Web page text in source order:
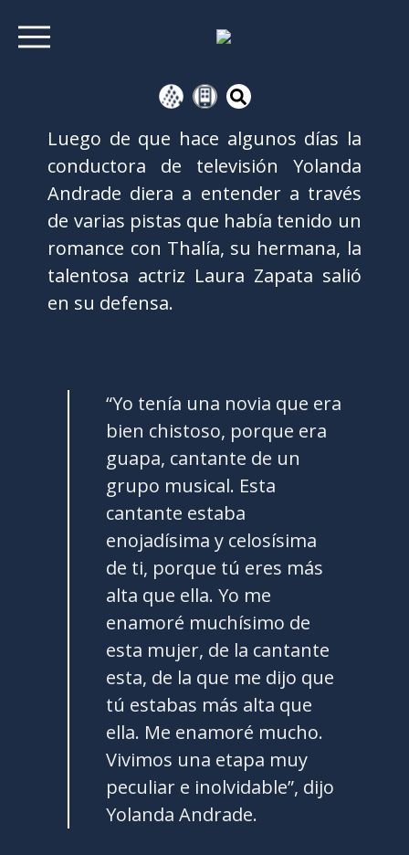
Luego de que hace algunos días la
conductora de televisión Yolanda
Andrade diera a entender a través
de varias pistas que había tenido un
romance con Thalía, su hermana, la
talentosa actriz Laura Zapata salió
en su defensa.
“Yo tenía una novia que era
bien chistoso, porque era
guapa, cantante de un
grupo musical. Esta
cantante estaba
enojadísima y celosísima
de ti, porque tú eres más
alta que ella. Yo me
enamoré muchísimo de
esta mujer, de la cantante
esta, de la que me dijo que
tú estabas más alta que
ella. Me enamoré mucho.
Vivimos una etapa muy
peculiar e inolvidable”, dijo
Yolanda Andrade.